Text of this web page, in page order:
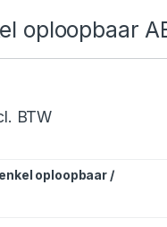
oploopbaar
BTW
oploopbaar /